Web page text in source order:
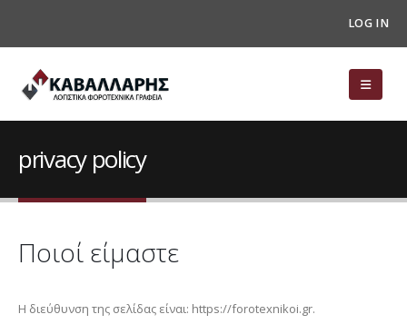
LOG IN
privacy policy
Ποιοί είμαστε
Η διεύθυνση της σελίδας είναι: https://forotexnikoi.gr.